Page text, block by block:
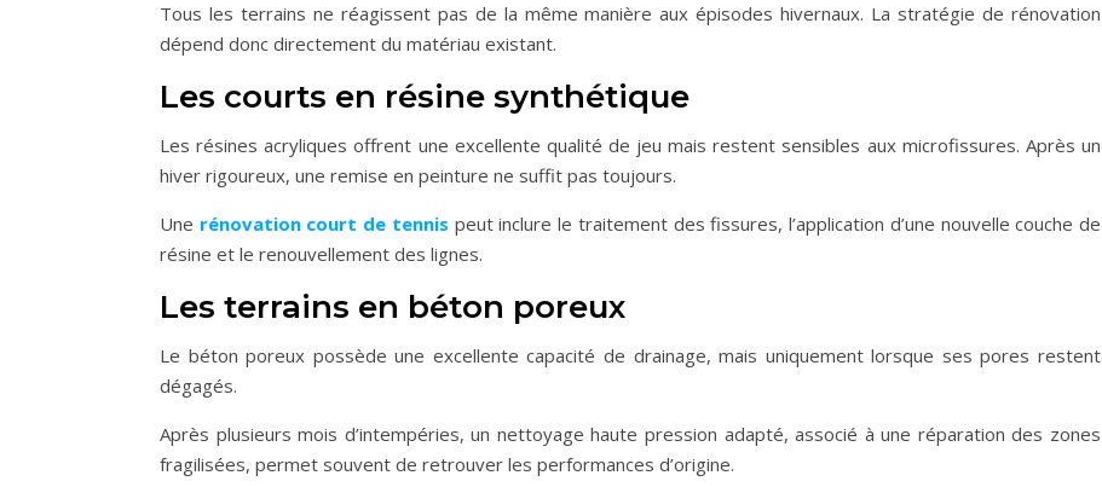
Tous les terrains ne réagissent pas de la même manière aux épisodes hivernaux. La stratégie de rénovation
dépend donc directement du matériau existant.
Les courts en résine synthétique
Les résines acryliques offrent une excellente qualité de jeu mais restent sensibles aux microfissures. Après un
hiver rigoureux, une remise en peinture ne suffit pas toujours.
Une rénovation court de tennis peut inclure le traitement des fissures, l’application d’une nouvelle couche de
résine et le renouvellement des lignes.
Les terrains en béton poreux
Le béton poreux possède une excellente capacité de drainage, mais uniquement lorsque ses pores restent
dégagés.
Après plusieurs mois d’intempéries, un nettoyage haute pression adapté, associé à une réparation des zones
fragilisées, permet souvent de retrouver les performances d’origine.